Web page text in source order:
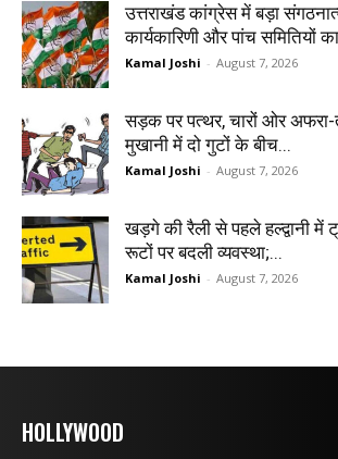
उत्तराखंड कांग्रेस में बड़ा
कार्यकारिणी और पांच समितियों
Kamal Joshi - August 7, 2026
सड़क पर पत्थर, चारों ओर अफरा-
मुखानी में दो गुटों के बीच...
Kamal Joshi - August 7, 2026
खड़गे की रैली से पहले हल्द्वानी
रूटों पर बदली व्यवस्था;...
Kamal Joshi - August 7, 2026
HOLLYWOOD